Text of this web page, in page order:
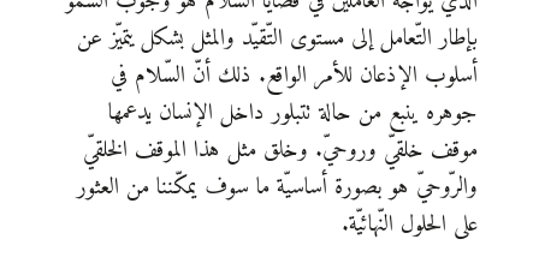
بإطار التّعامل إلى مستوى التّقيّد والمثل بشكل يتميّز عن
أسلوب الإذعان للأمر الواقع. ذلك أنّ السّلام في
جوهره ينبع من حالة تتبلور داخل الإنسان يدعمها
موقف خلقيّ وروحيّ. وخلق مثل هذا الموقف الخلقيّ
والرّوحيّ هو بصورة أساسيّة ما سوف يمكّننا من العثور
على الحلول النّهائيّة.